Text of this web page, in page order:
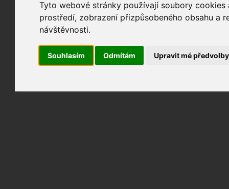
Tyto webové stránky používají soubory
prostředí, zobrazení přizpůsobeného obsahu a
návštěvnosti.
Souhlasím Odmítám Upravit mé předvolby
29. 07. 2015 portrét experiment
Monika
fotografováno fotky autora